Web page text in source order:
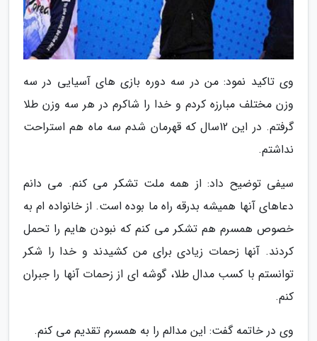
وی تاکید نمود: من در سه دوره بازی های آسیایی در سه
وزن مختلف مبارزه کردم و خدا را شاکرم در هر سه وزن طلا
گرفتم. در این 12سال که قهرمان شدم سه ماه هم استراحت
نداشتم.
سیفی توضیح داد: از همه ملت تشکر می کنم. می دانم
دعاهای آنها همیشه بدرقه راه ما بوده است. از خانواده ام به
خصوص همسرم هم تشکر می کنم که نبودن هایم را تحمل
کردند. آنها زحمات زیادی برای من کشیدند و خدا را شکر
توانستم با کسب مدال طلا، گوشه ای از زحمات آنها را جبران
کنم.
وی در خاتمه گفت: این مدالم را به همسرم تقدیم می کنم.